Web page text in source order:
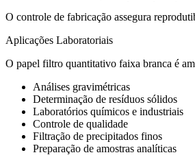
O controle de fabricação assegura
Aplicações Laboratoriais
O papel filtro quantitativo faixa branca é
Análises gravimétricas
Determinação de resíduos sólidos
Laboratórios químicos e industriais
Controle de qualidade
Filtração de precipitados finos
Preparação de amostras analíticas